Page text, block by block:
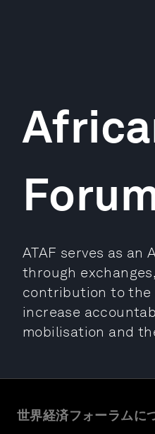
ATAF serves as
through
contribution to the
increase
mobilisation and
世界経済フォーラムに